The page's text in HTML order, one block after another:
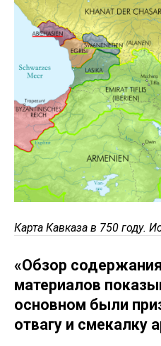
Карта Кавказа в 750 году.
«Обзор
материалов
основном были
отвагу и смекалку